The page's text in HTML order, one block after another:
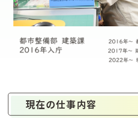
現在の仕事内容